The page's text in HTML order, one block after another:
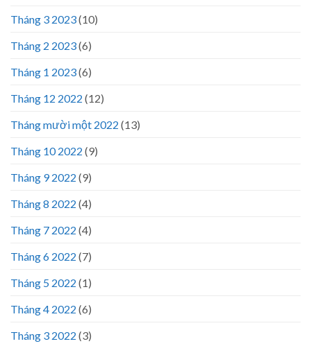
Tháng 3 2023(10)
Tháng 2 2023(6)
Tháng 1 2023(6)
Tháng 12 2022 (12)
Tháng mười một 2022 (13)
Tháng 10 2022 (9)
Tháng 9 2022 (9)
Tháng 8 2022 (4)
Tháng 7 2022 (4)
Tháng 6 2022 (7)
Tháng 5 2022 (1)
Tháng 4 2022 (6)
Tháng 3 2022 (3)